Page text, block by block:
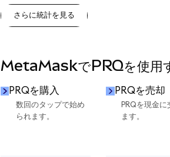
さらに統計を見る
MetaMaskでPRQを使用
PRQを購入
数回のタップで始め
られます。
PRQを売却
PRQを現金に
ます。